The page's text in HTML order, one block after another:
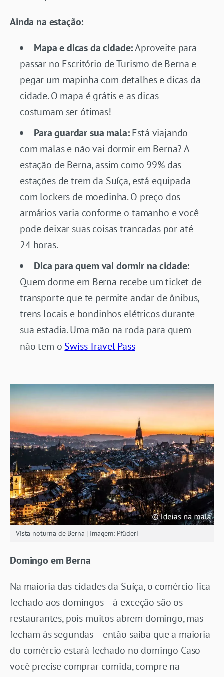
Ainda na estação:
Mapa e dicas da cidade:Aproveite para
passar no Escritório de Turismo de Berna e
pegar um mapinha com detalhes e dicas da
cidade. O mapa é grátis e as dicas
costumam ser ótimas!
Para guardar sua mala:Está viajando
com malas e não vai dormir em Berna? A
estação de Berna, assim como 99% das
estações de trem da Suíça, está equipada
com lockers de moedinha. O preço dos
armários varia conforme o tamanho e você
pode deixar suas coisas trancadas por até
24 horas.
Dica para quem vai dormir na cidade:
Quem dorme em Berna recebe um ticket de
transporte que te permite andar de ônibus,
trens locais e bondinhos elétricos durante
sua estadia. Uma mão na roda para quem
não tem o Swiss Travel Pass
Vista noturna de Berna | Imagem: Pfüderi
Domingo em Berna
Na maioria das cidades da Suíça, o comércio fica
fechado aos domingos —à exceção são os
restaurantes, pois muitos abrem domingo, mas
fecham às segundas —então saiba que a maioria
do comércio estará fechado no domingo Caso
você precise comprar comida, compre na